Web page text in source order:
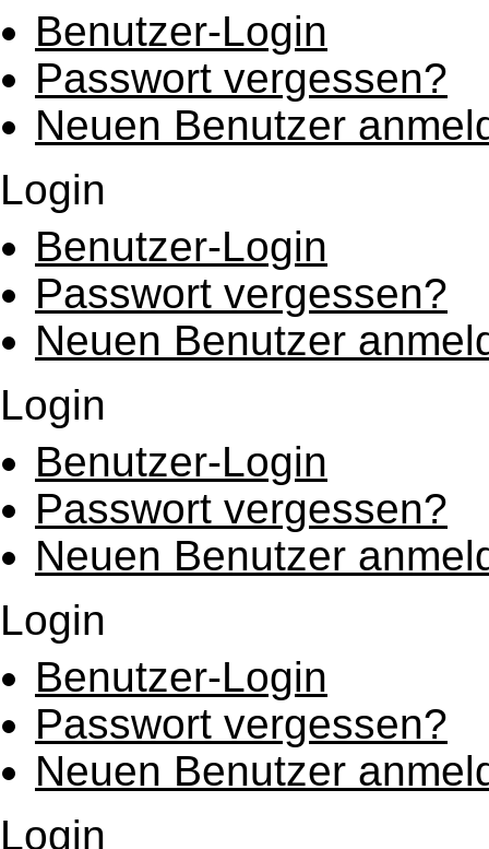
Benutzer-Login
Passwort vergessen?
Neuen Benutzer
Login
Benutzer-Login
Passwort vergessen?
Neuen Benutzer
Login
Benutzer-Login
Passwort vergessen?
Neuen Benutzer
Login
Benutzer-Login
Passwort vergessen?
Neuen Benutzer
Login